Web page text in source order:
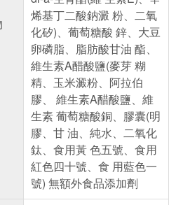
烯基丁二酸鈉澱 粉、二氧
化矽)、葡萄糖酸 鋅、大豆
卵磷脂、脂肪酸甘油 酯、
維生素A醋酸鹽(麥芽 糊
精、玉米澱粉、阿拉伯
膠、 維生素A醋酸鹽、維
生素 葡萄糖酸銅、膠囊(明
膠、甘 油、純水、二氧化
鈦、食用黃 色五號、食用
紅色四十號、食 用藍色一
號) 無額外食品添加劑